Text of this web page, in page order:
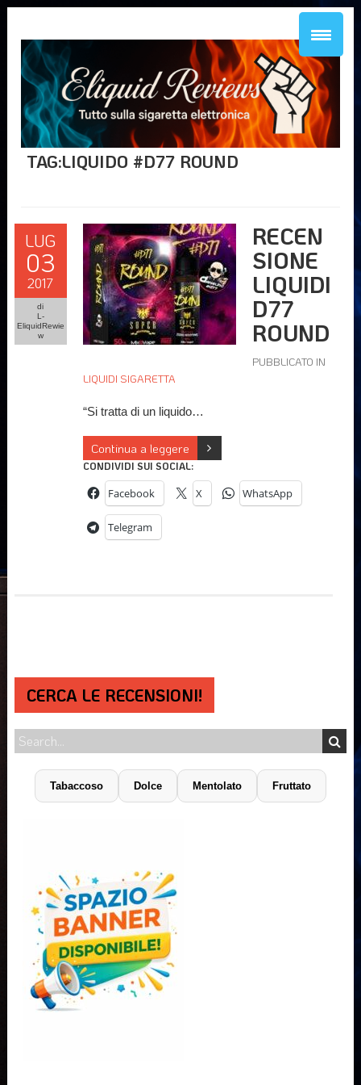
TAG:LIQUIDO #D77 ROUND
LUG
03
2017
di
L-
EliquidRewie
w
RECEN
SIONE
LIQUIDI
D77
ROUND
PUBBLICATO IN
LIQUIDI SIGARETTA
“Si tratta di un liquido…
Continua a leggere
CONDIVIDI SUI SOCIAL:
Facebook X WhatsApp
Telegram
CERCA LE RECENSIONI!
Tabaccoso Dolce Mentolato Fruttato